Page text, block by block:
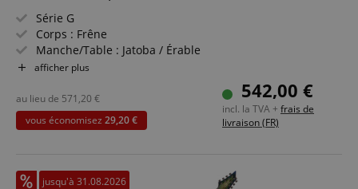
Série G
Corps : Frêne
Manche/Table : Jatoba / Érable
Micros : 2x Cort Voiced Tone VTS-63, 1x VTH-59 (HSS)
Couleur & Finition : Naturel, Pores Ouverts
Pack complet incluant ampli, housse, méthode, support
guitare, câble, accordeur clip, cordes et médiators
afficher plus
542,00 €
incl. la TVA + frais de
livraison (FR)
au lieu de 571,20 €
vous économisez 29,20 €
jusqu'à 31.08.2026